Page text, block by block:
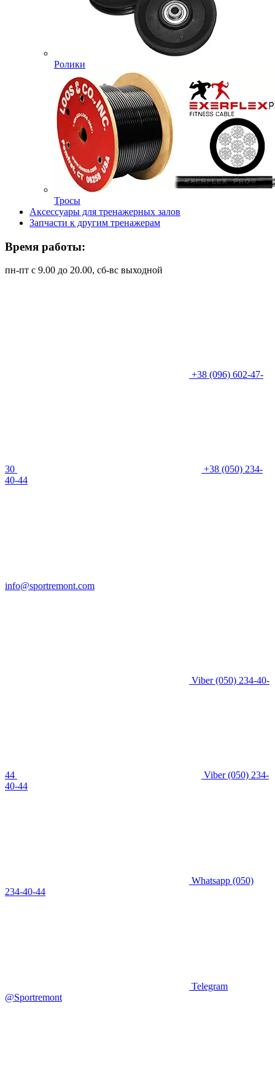
Ролики
Тросы
Аксессуары для тренажерных залов
Запчасти к другим тренажерам
Время работы:
пн-пт с 9.00 до 20.00, сб-вс выходной
+38 (096) 602-47-
30
+38 (050) 234-
40-44
info@sportremont.com
Viber(050) 234-40-
44 Viber(050) 234-
40-44
Whatsapp (050)
234-40-44
Telegram
@Sportremont